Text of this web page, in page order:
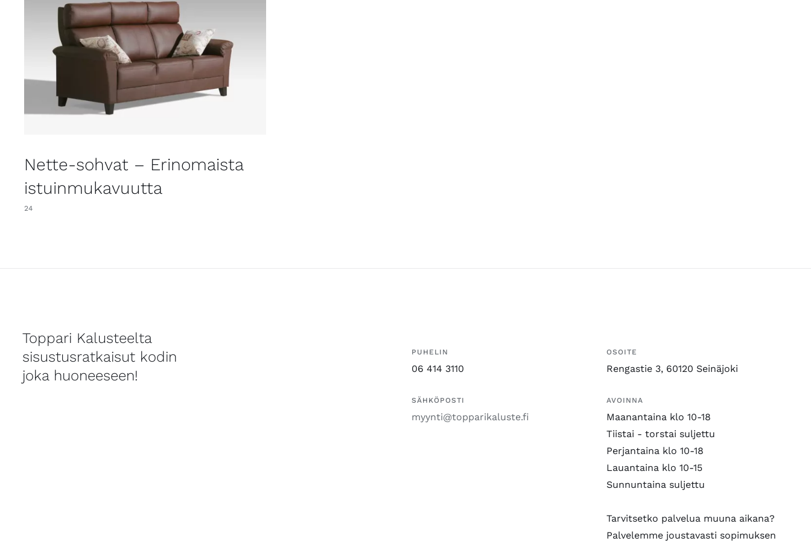
Nette-sohvat – Erinomaista
istuinmukavuutta
24
Toppari Kalusteelta
sisustusratkaisut kodin
joka huoneeseen!
PUHELIN
06 414 3110
SÄHKÖPOSTI
myynti@topparikaluste.fi
OSOITE
Rengastie 3, 60120 Seinäjoki
AVOINNA
Maanantaina klo 10-18
Tiistai - torstai suljettu
Perjantaina klo 10-18
Lauantaina klo 10-15
Sunnuntaina suljettu
Tarvitsetko palvelua muuna aikana?
Palvelemme joustavasti sopimuksen